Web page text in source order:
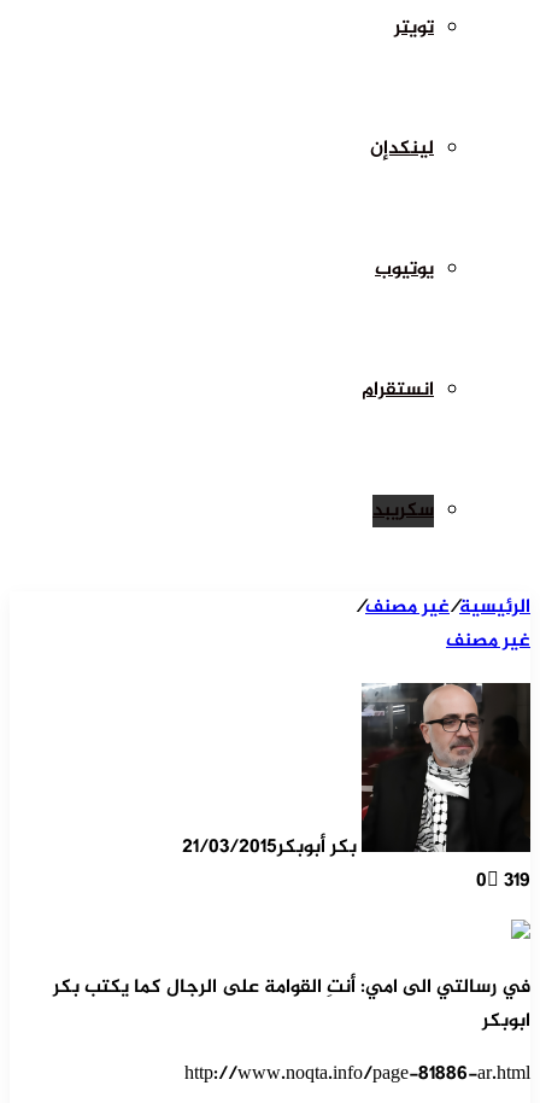
تويتر
لينكدإن
يوتيوب
انستقرام
سكريبد
الرئيسية/غير مصنف/
غير مصنف
بكر أبوبكر21/03/2015
0 319
في رسالتي الى امي: أنتِ القوامة على الرجال كما يكتب بكر
ابوبكر
http://www.noqta.info/page-81886-ar.html